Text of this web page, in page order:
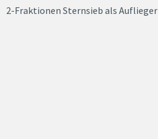
2-Fraktionen Sternsieb als Auflieger